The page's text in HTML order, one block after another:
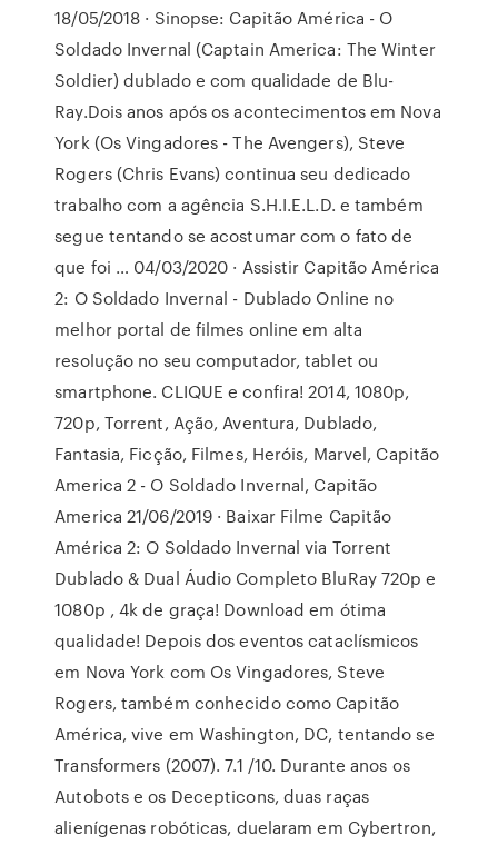
18/05/2018 · Sinopse: Capitão América - O
Soldado Invernal (Captain America: The Winter
Soldier) dublado e com qualidade de Blu-
Ray.Dois anos após os acontecimentos em Nova
York (Os Vingadores - The Avengers), Steve
Rogers (Chris Evans) continua seu dedicado
trabalho com a agência S.H.I.E.L.D. e também
segue tentando se acostumar com o fato de
que foi … 04/03/2020 · Assistir Capitão América
2: O Soldado Invernal - Dublado Online no
melhor portal de filmes online em alta
resolução no seu computador, tablet ou
smartphone. CLIQUE e confira! 2014, 1080p,
720p, Torrent, Ação, Aventura, Dublado,
Fantasia, Ficção, Filmes, Heróis, Marvel, Capitão
America 2 - O Soldado Invernal, Capitão
America 21/06/2019 · Baixar Filme Capitão
América 2: O Soldado Invernal via Torrent
Dublado & Dual Áudio Completo BluRay 720p e
1080p , 4k de graça! Download em ótima
qualidade! Depois dos eventos cataclísmicos
em Nova York com Os Vingadores, Steve
Rogers, também conhecido como Capitão
América, vive em Washington, DC, tentando se
Transformers (2007). 7.1 /10. Durante anos os
Autobots e os Decepticons, duas raças
alienígenas robóticas, duelaram em Cybertron,